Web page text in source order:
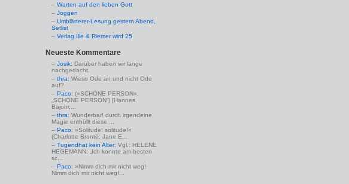
Warten auf den lieben Gott
Joggen
Umblätterer-Lesung gestern Abend,
Setlist
Verlag Ille & Riemer wird 25
Neueste Kommentare
Josik: Darüber haben wir lange
nachgedacht.
thra: Wieso Ode an und nicht Ode
auf?
Paco: (»SCHÖNE PERSON«,
„SCHÖNE PERSON“) [Hannes
Bajohr,...
thra: Wunderbar! durch irgendeine
Magie enthüllt diese ...
Paco: »Solitude! solitude!«
(Charlotte Brontë: Jane E...
Tugendhat kein Alter: Vgl.: HELENE
HEGEMANN: „Ich konnte am besten
sc...
Paco: »Nimm dich mir nicht weg!
Nimm dich mir nicht weg!...